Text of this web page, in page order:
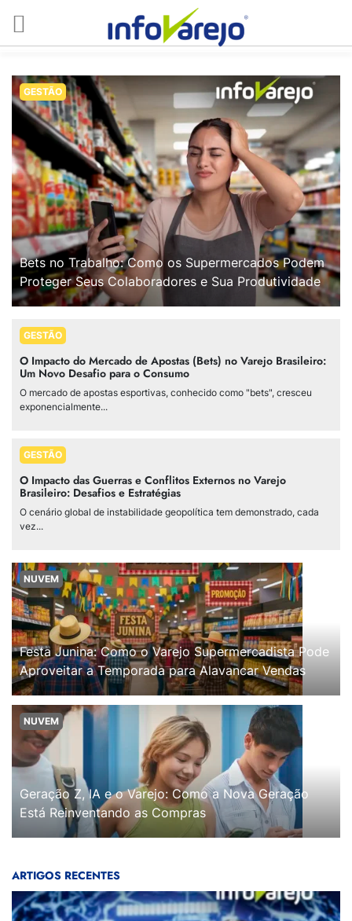
GESTÃO
Bets no Trabalho: Como os Supermercados Podem
Proteger Seus Colaboradores e Sua Produtividade
GESTÃO
O Impacto do Mercado de Apostas (Bets) no Varejo Brasileiro:
Um Novo Desafio para o Consumo
O mercado de apostas esportivas, conhecido como "bets", cresceu
exponencialmente...
GESTÃO
O Impacto das Guerras e Conflitos Externos no Varejo
Brasileiro: Desafios e Estratégias
O cenário global de instabilidade geopolítica tem demonstrado, cada
vez...
NUVEM
Festa Junina: Como o Varejo Supermercadista Pode
Aproveitar a Temporada para Alavancar Vendas
NUVEM
Geração Z, IA e o Varejo: Como a Nova Geração
Está Reinventando as Compras
ARTIGOS RECENTES